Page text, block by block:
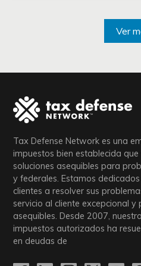
Ver
Tax Defense Network es una
impuestos bien establecida
soluciones asequibles para
y federales. Estamos
clientes a resolver sus
servicio al cliente excepcional
asequibles. Desde 2007,
impuestos autorizados ha
en deudas de